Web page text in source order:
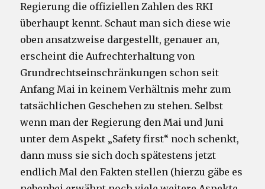
Regierung die offiziellen Zahlen des RKI
überhaupt kennt. Schaut man sich diese wie
oben ansatzweise dargestellt, genauer an,
erscheint die Aufrechterhaltung von
Grundrechtseinschränkungen schon seit
Anfang Mai in keinem Verhältnis mehr zum
tatsächlichen Geschehen zu stehen. Selbst
wenn man der Regierung den Mai und Juni
unter dem Aspekt „Safety first“ noch schenkt,
dann muss sie sich doch spätestens jetzt
endlich Mal den Fakten stellen (hierzu gäbe es